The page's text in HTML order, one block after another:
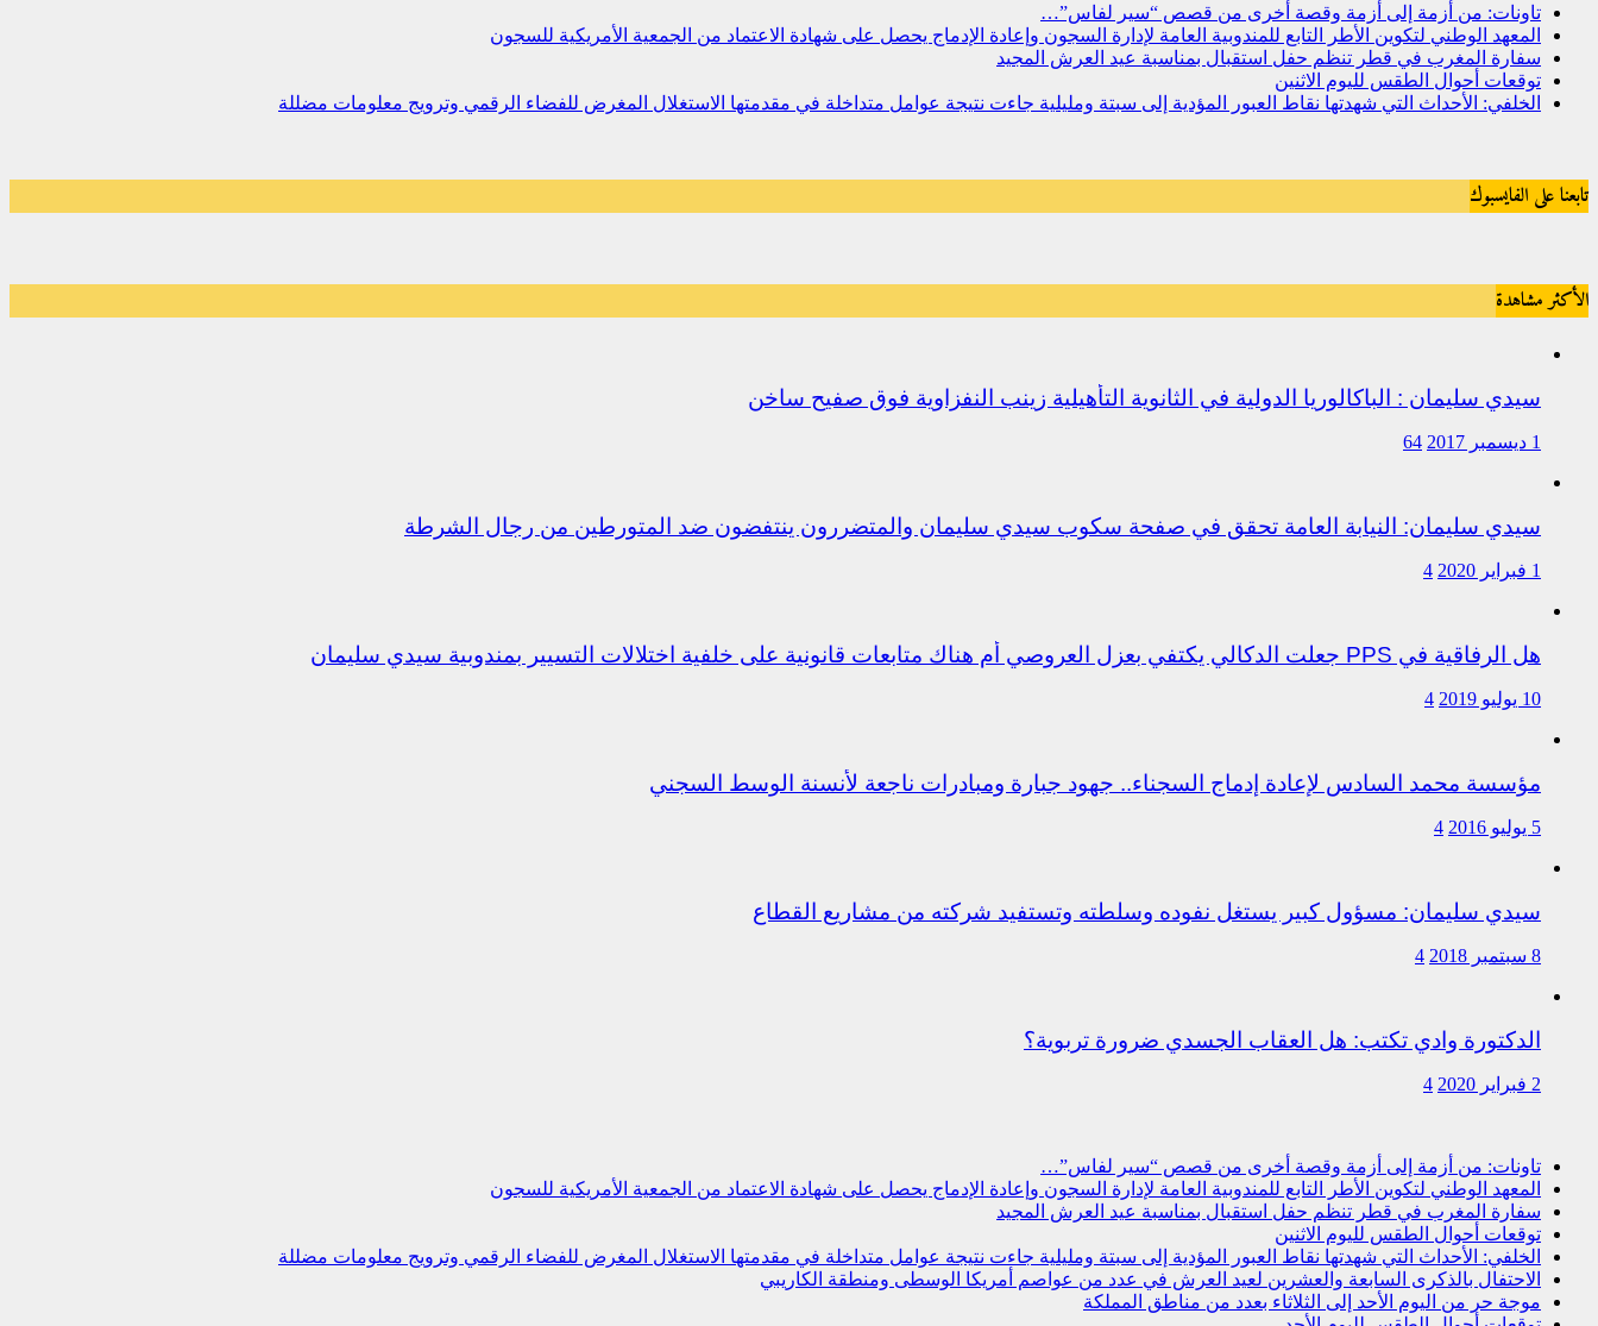
تاونات: من أزمة إلى أزمة وقصة أخرى من قصص “سير لفاس”…
المعهد الوطني لتكوين الأطر التابع للمندوبية العامة لإدارة السجون وإعادة الإدماج يحصل على شهادة الاعتماد من الجمعية الأمريكية للسجون
سفارة المغرب في قطر تنظم حفل استقبال بمناسبة عيد العرش المجيد
توقعات أحوال الطقس لليوم الاثنين
الخلفي: الأحداث التي شهدتها نقاط العبور المؤدية إلى سبتة ومليلية جاءت نتيجة عوامل متداخلة في مقدمتها الاستغلال المغرض للفضاء الرقمي وترويج معلومات مضللة
تابعنا على الفايسبوك
الأكثر مشاهدة
سيدي سليمان : الباكالوريا الدولية في الثانوية التأهيلية زينب النفزاوية فوق صفيح ساخن
1 ديسمبر 2017 64
سيدي سليمان: النيابة العامة تحقق في صفحة سكوب سيدي سليمان والمتضررون ينتفضون ضد المتورطين من رجال الشرطة
1 فبراير 2020 4
هل الرفاقية في PPS جعلت الدكالي يكتفي بعزل العروصي أم هناك متابعات قانونية على خلفية اختلالات التسيير بمندوبية سيدي سليمان
10 يوليو 2019 4
مؤسسة محمد السادس لإعادة إدماج السجناء.. جهود جبارة ومبادرات ناجعة لأنسنة الوسط السجني
5 يوليو 2016 4
سيدي سليمان: مسؤول كبير يستغل نفوده وسلطته وتستفيد شركته من مشاريع القطاع
8 سبتمبر 2018 4
الدكتورة وادي تكتب: هل العقاب الجسدي ضرورة تربوية؟
2 فبراير 2020 4
تاونات: من أزمة إلى أزمة وقصة أخرى من قصص “سير لفاس”…
المعهد الوطني لتكوين الأطر التابع للمندوبية العامة لإدارة السجون وإعادة الإدماج يحصل على شهادة الاعتماد من الجمعية الأمريكية للسجون
سفارة المغرب في قطر تنظم حفل استقبال بمناسبة عيد العرش المجيد
توقعات أحوال الطقس لليوم الاثنين
الخلفي: الأحداث التي شهدتها نقاط العبور المؤدية إلى سبتة ومليلية جاءت نتيجة عوامل متداخلة في مقدمتها الاستغلال المغرض للفضاء الرقمي وترويج معلومات مضللة
الاحتفال بالذكرى السابعة والعشرين لعيد العرش في عدد من عواصم أمريكا الوسطى ومنطقة الكاريبي
موجة حر من اليوم الأحد إلى الثلاثاء بعدد من مناطق المملكة